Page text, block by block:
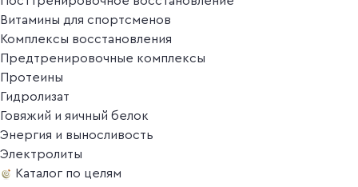
Витамины для спортсменов
Комплексы восстановления
Предтренировочные комплексы
Протеины
Гидролизат
Говяжий и яичный белок
Энергия и выносливость
Электролиты
Каталог по целям